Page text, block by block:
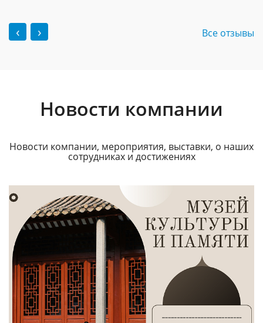
‹ › Все отзывы
Новости компании
Новости компании, мероприятия, выставки, о наших
сотрудниках и достижениях